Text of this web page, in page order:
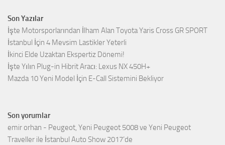
Son Yazılar
İşte Motorsporlarından İlham Alan Toyota Yaris Cross GR SPORT
İstanbul İçin 4 Mevsim Lastikler Yeterli
İkinci Elde Uzaktan Ekspertiz Dönemi!
İşte Yılın Plug-in Hibrit Aracı: Lexus NX 450H+
Mazda 10 Yeni Model İçin E-Call Sistemini Bekliyor
Son yorumlar
emir orhan - Peugeot, Yeni Peugeot 5008 ve Yeni Peugeot
Traveller ile İstanbul Auto Show 2017’de